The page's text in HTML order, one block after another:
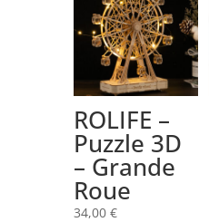
ROLIFE –
Puzzle 3D
– Grande
Roue
34,00 €